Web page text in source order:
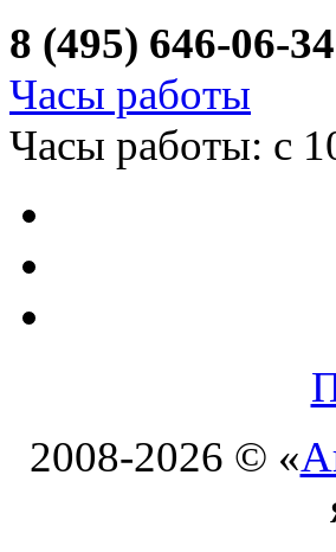
8 (495) 646-06-34
Часы работы
Часы работы: с
2008-2026 © «